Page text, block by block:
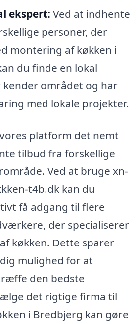
ekspert: Ved at indhente
personer, der
montering af køkken i
du finde en lokal
kender området og har
med lokale projekter.
platform det nemt
tilbud fra forskellige
Ved at bruge xn-
t4b.dk kan du
få adgang til flere
der specialiserer
køkken. Dette sparer
mulighed for at
den bedste
det rigtige firma til
i Bredbjerg kan gøre